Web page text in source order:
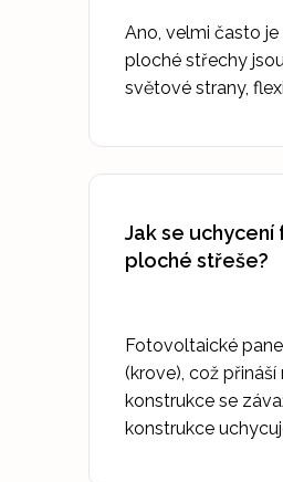
Ano, velmi často
ploché střechy
světové strany,
Jak se
ploché střeše?
Fotovoltaické
(krove), což
konstrukce se
konstrukce